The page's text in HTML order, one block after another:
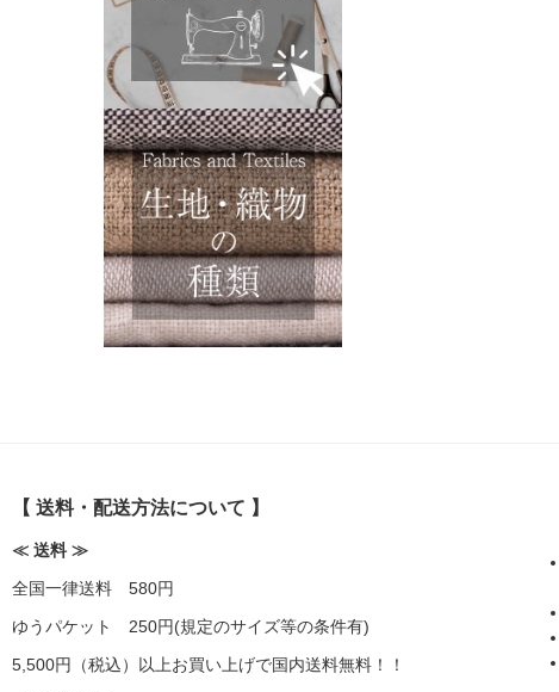
【 送料・配送方法について 】
≪ 送料 ≫
全国一律送料 580円
ゆうパケット 250円(規定のサイズ等の条件有)
5,500円（税込）以上お買い上げで国内送料無料！！